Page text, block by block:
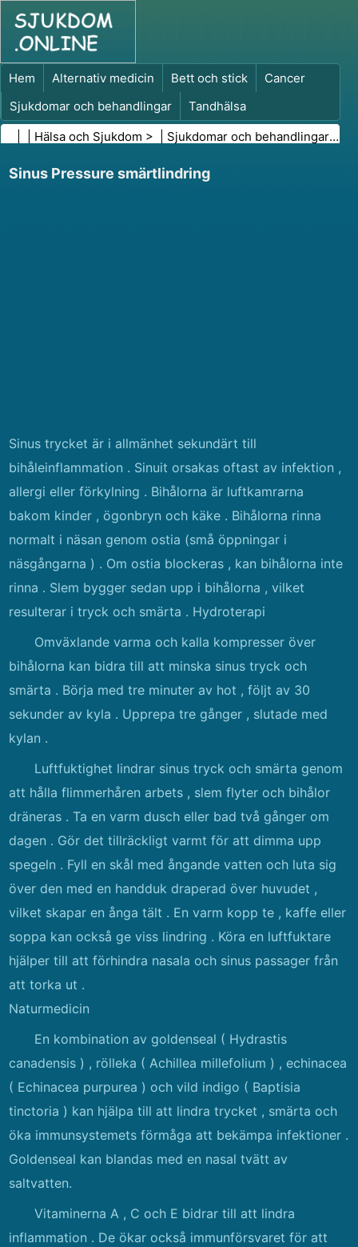
Hem Alternativ medicin Bett och stick
Cancer
Sjukdomar och behandlingar
Tandhälsa
Kost och näring
Familjehälsa
Hälsa och Sjukdom > | Sjukdomar och behandlingar|
Sinus Pressure smärtlindring
Sinus trycket är i allmänhet sekundärt till
bihåleinflammation . Sinuit orsakas oftast av infektion ,
allergi eller förkylning . Bihålorna är luftkamrarna
bakom kinder , ögonbryn och käke . Bihålorna rinna
normalt i näsan genom ostia (små öppningar i
näsgångarna ) . Om ostia blockeras , kan bihålorna inte
rinna . Slem bygger sedan upp i bihålorna , vilket
resulterar i tryck och smärta . Hydroterapi
Omväxlande varma och kalla kompresser över
bihålorna kan bidra till att minska sinus tryck och
smärta . Börja med tre minuter av hot , följt av 30
sekunder av kyla . Upprepa tre gånger , slutade med
kylan .
Luftfuktighet lindrar sinus tryck och smärta genom
att hålla flimmerhåren arbets , slem flyter och bihålor
dräneras . Ta en varm dusch eller bad två gånger om
dagen . Gör det tillräckligt varmt för att dimma upp
spegeln . Fyll en skål med ångande vatten och luta sig
över den med en handduk draperad över huvudet ,
vilket skapar en ånga tält . En varm kopp te , kaffe eller
soppa kan också ge viss lindring . Köra en luftfuktare
hjälper till att förhindra nasala och sinus passager från
att torka ut .
Naturmedicin
En kombination av goldenseal ( Hydrastis
canadensis ) , rölleka ( Achillea millefolium ) , echinacea
( Echinacea purpurea ) och vild indigo ( Baptisia
tinctoria ) kan hjälpa till att lindra trycket , smärta och
öka immunsystemets förmåga att bekämpa infektioner .
Goldenseal kan blandas med en nasal tvätt av
saltvatten.
Vitaminerna A , C och E bidrar till att lindra
inflammation . De ökar också immunförsvaret för att